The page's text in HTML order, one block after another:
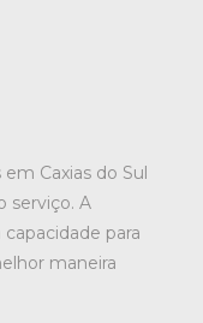
Caxias do Sul
serviço. A
para
maneira